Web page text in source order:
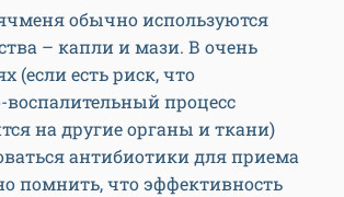
обычно используются
– капли и мази. В очень
(если есть риск, что
процесс
на другие органы и ткани)
антибиотики для приема
помнить, что эффективность